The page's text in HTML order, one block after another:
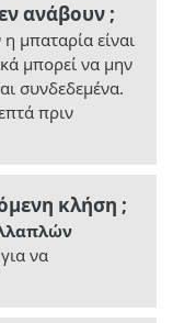
ανάβουν ;
μπαταρία είναι
μπορεί να μην
συνδεδεμένα.
πριν
κλήση ;
να